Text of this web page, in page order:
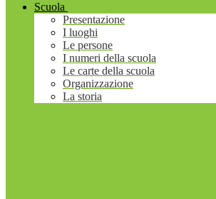
Scuola
Presentazione
I luoghi
Le persone
I numeri della scuola
Le carte della scuola
Organizzazione
La storia